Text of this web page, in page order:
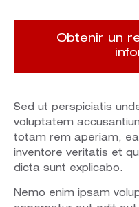
Sed ut perspiciatis
voluptatem
totam rem aperiam,
inventore veritatis et
dicta sunt explicabo.
Nemo enim ipsam
Obtenir un